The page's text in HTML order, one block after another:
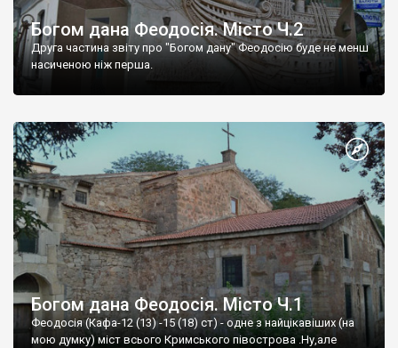
Богом дана Феодосія. Місто Ч.2
Друга частина звіту про "Богом дану" Феодосію буде не менш
насиченою ніж перша.
Богом дана Феодосія. Місто Ч.1
Феодосія (Кафа-12 (13) -15 (18) ст) - одне з найцікавіших (на
мою думку) міст всього Кримського півострова .Ну,але